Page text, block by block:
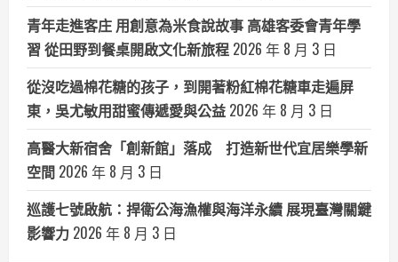
青年走進客庄 用創意為米食說故事 高雄客委會青年學
習 從田野到餐桌開啟文化新旅程 2026 年 8 月 3 日
從沒吃過棉花糖的孩子，到開著粉紅棉花糖車走遍屏
東，吳尤敏用甜蜜傳遞愛與公益 2026 年 8 月 3 日
高醫大新宿舍「創新館」落成 打造新世代宜居樂學新
空間 2026 年 8 月 3 日
巡護七號啟航：捍衛公海漁權與海洋永續 展現臺灣關鍵
影響力 2026 年 8 月 3 日